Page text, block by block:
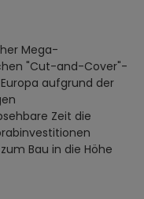
Mega-
"Cut-and-Cover"-
aufgrund der
Zeit die
Bau in die Höhe